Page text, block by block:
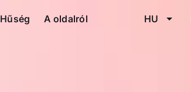
Hűség A oldalról HU